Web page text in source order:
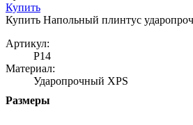
Купить
Купить Напольный плинтус
Артикул:
P14
Материал:
Ударопрочный XPS
Размеры